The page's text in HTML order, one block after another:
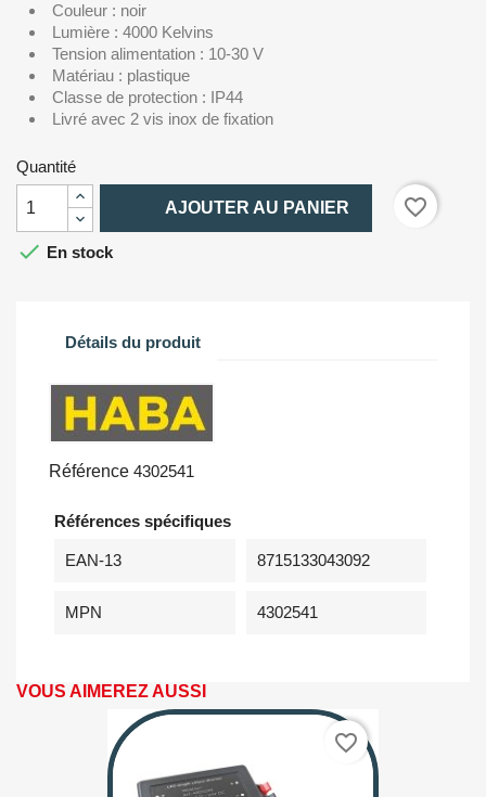
Couleur : noir
Lumière : 4000 Kelvins
Tension alimentation : 10-30 V
Matériau : plastique
Classe de protection : IP44
Livré avec 2 vis inox de fixation
Quantité
AJOUTER AU PANIER
favorite_border
 En stock
Détails du produit
Référence 4302541
Références spécifiques
EAN-13 8715133043092
MPN 4302541
VOUS AIMEREZ AUSSI
favorite_border